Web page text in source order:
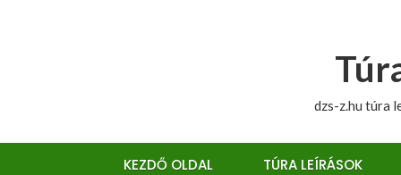
dzs-z.hu túra
KEZDŐ OLDAL TÚRA LEÍRÁSOK